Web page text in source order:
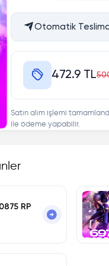
Otomatik
472.9 TL
Satın alım işlemi
ile ödeme yapabilir.
RP